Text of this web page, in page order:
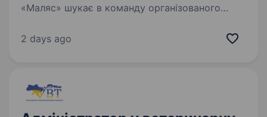
«Маляс» шукає в команду організованого
для оптимізації внутрішніх процесів, роботи
2 days ago